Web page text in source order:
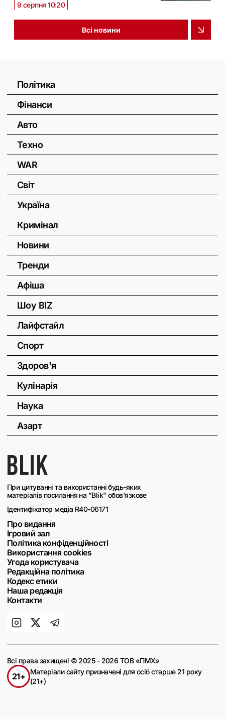
9 серпня 10:20
Всі новини
При цитуванні та використанні будь-яких
матеріалів посилання на "Blik" обов'язкове
Ідентифікатор медіа R40-06171
Про видання
Ігровий зал
Політика конфіденційності
Використання cookies
Угода користувача
Редакційна політика
Кодекс етики
Наша редакція
Контакти
Політика
Фінанси
Авто
Техно
WAR
Світ
Україна
Кримінал
Новини
Тренди
Афіша
Шоу BIZ
Лайфстайл
Спорт
Здоров'я
Кулінарія
Наука
Азарт
Всі права захищені © 2025 - 2026 ТОВ «ПМХ»
21+
Матеріали сайту призначені для осіб старше 21 року
(21+)